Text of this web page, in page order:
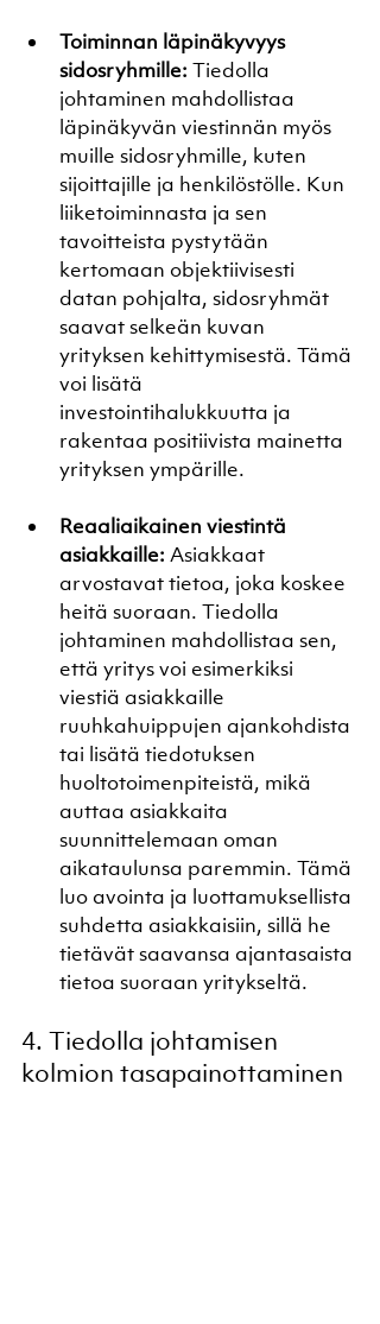
Toiminnan läpinäkyvyys
sidosryhmille: Tiedolla
johtaminen mahdollistaa
läpinäkyvän viestinnän myös
muille sidosryhmille, kuten
sijoittajille ja henkilöstölle. Kun
liiketoiminnasta ja sen
tavoitteista pystytään
kertomaan objektiivisesti
datan pohjalta, sidosryhmät
saavat selkeän kuvan
yrityksen kehittymisestä. Tämä
voi lisätä
investointihalukkuutta ja
rakentaa positiivista mainetta
yrityksen ympärille.
Reaaliaikainen viestintä
asiakkaille: Asiakkaat
arvostavat tietoa, joka koskee
heitä suoraan. Tiedolla
johtaminen mahdollistaa sen,
että yritys voi esimerkiksi
viestiä asiakkaille
ruuhkahuippujen ajankohdista
tai lisätä tiedotuksen
huoltotoimenpiteistä, mikä
auttaa asiakkaita
suunnittelemaan oman
aikataulunsa paremmin. Tämä
luo avointa ja luottamuksellista
suhdetta asiakkaisiin, sillä he
tietävät saavansa ajantasaista
tietoa suoraan yritykseltä.
4. Tiedolla johtamisen
kolmion tasapainottaminen